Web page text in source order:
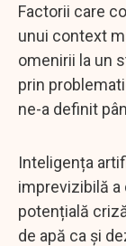
Factorii care
unui context
omenirii la un
prin
ne-a definit
Inteligența
imprevizibilă a
potențială
de apă ca și